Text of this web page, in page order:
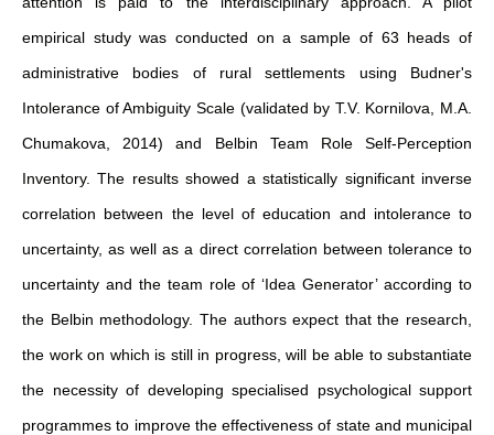
empirical study was conducted on a sample of 63 heads of
administrative bodies of rural settlements using Budner's
Intolerance of Ambiguity Scale (validated by T.V. Kornilova, M.A.
Chumakova, 2014) and Belbin Team Role Self-Perception
Inventory. The results showed a statistically significant inverse
correlation between the level of education and intolerance to
uncertainty, as well as a direct correlation between tolerance to
uncertainty and the team role of ‘Idea Generator’ according to
the Belbin methodology. The authors expect that the research,
the work on which is still in progress, will be able to substantiate
the necessity of developing specialised psychological support
programmes to improve the effectiveness of state and municipal